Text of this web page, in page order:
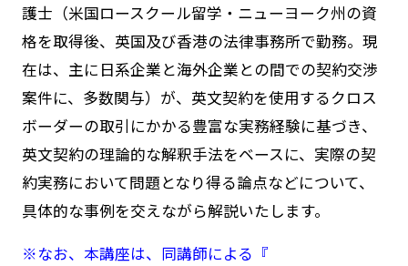
護士（米国ロースクール留学・ニューヨーク州の資
格を取得後、英国及び香港の法律事務所で勤務。現
在は、主に日系企業と海外企業との間での契約交渉
案件に、多数関与）が、英文契約を使用するクロス
ボーダーの取引にかかる豊富な実務経験に基づき、
英文契約の理論的な解釈手法をベースに、実際の契
約実務において問題となり得る論点などについて、
具体的な事例を交えながら解説いたします。
※なお、本講座は、同講師による『